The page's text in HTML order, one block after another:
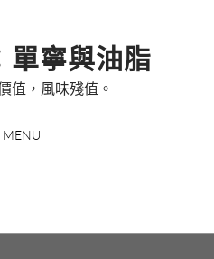
單寧與油脂
值，風味殘值。
MENU